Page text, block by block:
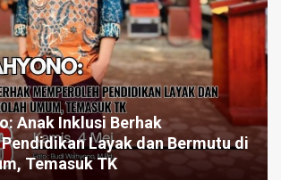
Anak Inklusi Berhak
Layak dan Bermutu di
Temasuk TK